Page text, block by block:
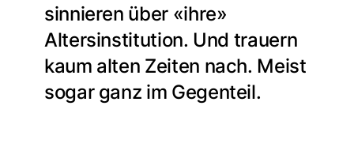
sinnieren über «ihre»
Altersinstitution. Und trauern
kaum alten Zeiten nach. Meist
sogar ganz im Gegenteil.